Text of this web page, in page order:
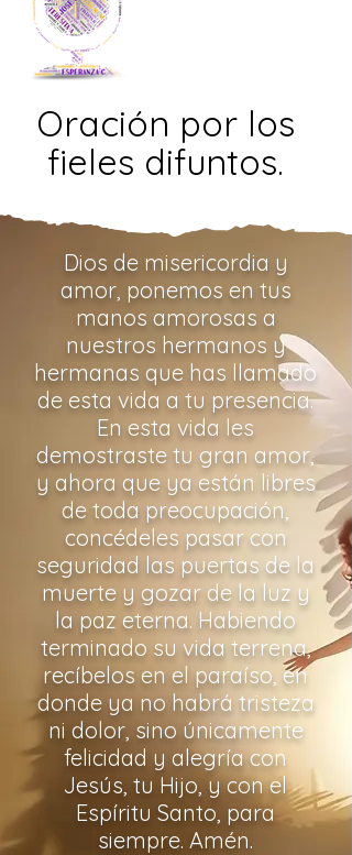
Oración por los
fieles difuntos.
Dios de misericordia y
amor, ponemos en tus
manos amorosas a
nuestros hermanos y
hermanas que has llamado
de esta vida a tu presencia.
En esta vida les
demostraste tu gran amor,
y ahora que ya están libres
de toda preocupación,
concédeles pasar con
seguridad las puertas de la
muerte y gozar de la luz y
la paz eterna. Habiendo
terminado su vida terrena,
recíbelos en el paraíso, en
donde ya no habrá tristeza
ni dolor, sino únicamente
felicidad y alegría con
Jesús, tu Hijo, y con el
Espíritu Santo, para
siempre. Amén.